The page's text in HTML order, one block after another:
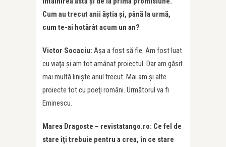
Cum au trecut anii ăştia şi, până la urmă,
cum te-ai hotărât acum un an?
Victor Socaciu: Aşa a fost să fie. Am fost luat
cu viaţa şi am tot amânat proiectul. Dar am găsit
mai multă linişte anul trecut. Mai am şi alte
proiecte tot cu poeţi români. Următorul va fi
Eminescu.
Marea Dragoste – revistatango.ro: Ce fel de
stare îţi trebuie pentru a crea, în ce stare